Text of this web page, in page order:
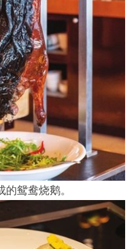
鸳鸯烧鹅。